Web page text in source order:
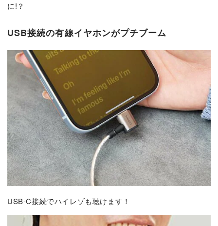
に!？
USB接続の有線イヤホンがプチブーム
USB-C接続でハイレゾも聴けます！